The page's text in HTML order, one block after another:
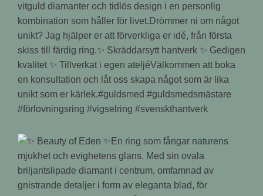
vitguld diamanter och tidlös design i en personlig
kombination som håller för livet.Drömmer ni om något
unikt? Jag hjälper er att förverkliga er idé, från första
skiss till färdig ring.✨ Skräddarsytt hantverk ✨ Gedigen
kvalitet ✨ Tillverkat i egen ateljéVälkommen att boka
en konsultation och låt oss skapa något som är lika
unikt som er kärlek.#guldsmed #guldsmedsmästare
#förlovningsring #vigselring #svenskthantverk